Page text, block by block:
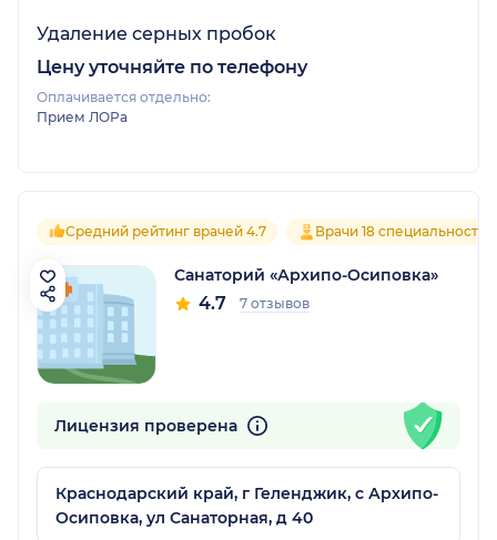
Удаление серных пробок
Цену уточняйте по телефону
Оплачивается отдельно:
Прием ЛОРа
Средний рейтинг врачей 4.7 Врачи 18 специальностей
Санаторий «Архипо-Осиповка»
4.7 7 отзывов
Лицензия проверена
Краснодарский край, г Геленджик, с Архипо-
Осиповка, ул Санаторная, д 40